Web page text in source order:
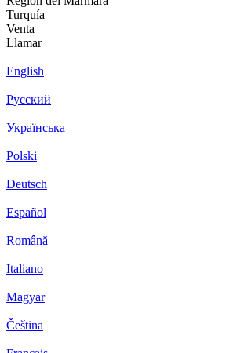
Turquía
Venta
Llamar
English
Русский
Українська
Polski
Deutsch
Español
Română
Italiano
Magyar
Čeština